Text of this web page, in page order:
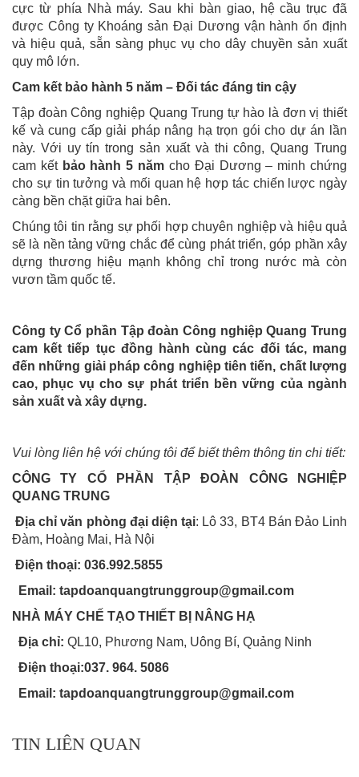
cực từ phía Nhà máy. Sau khi bàn giao, hệ cầu trục đã
được Công ty Khoáng sản Đại Dương vận hành ổn định
và hiệu quả, sẵn sàng phục vụ cho dây chuyền sản xuất
quy mô lớn.
Cam kết bảo hành 5 năm – Đối tác đáng tin cậy
Tập đoàn Công nghiệp Quang Trung tự hào là đơn vị thiết
kế và cung cấp giải pháp nâng hạ trọn gói cho dự án lần
này. Với uy tín trong sản xuất và thi công, Quang Trung
cam kết bảo hành 5 năm cho Đại Dương – minh chứng
cho sự tin tưởng và mối quan hệ hợp tác chiến lược ngày
càng bền chặt giữa hai bên.
Chúng tôi tin rằng sự phối hợp chuyên nghiệp và hiệu quả
sẽ là nền tảng vững chắc để cùng phát triển, góp phần xây
dựng thương hiệu mạnh không chỉ trong nước mà còn
vươn tầm quốc tế.
Công ty Cổ phần Tập đoàn Công nghiệp Quang Trung
cam kết tiếp tục đồng hành cùng các đối tác, mang
đến những giải pháp công nghiệp tiên tiến, chất lượng
cao, phục vụ cho sự phát triển bền vững của ngành
sản xuất và xây dựng.
Vui lòng liên hệ với chúng tôi để biết thêm thông tin chi tiết:
CÔNG TY CỔ PHẦN TẬP ĐOÀN CÔNG NGHIỆP
QUANG TRUNG
Địa chỉ văn phòng đại diện tại: Lô 33, BT4 Bán Đảo Linh
Đàm, Hoàng Mai, Hà Nội
Điện thoại: 036.992.5855
Email: tapdoanquangtrunggroup@gmail.com
NHÀ MÁY CHẾ TẠO THIẾT BỊ NÂNG HẠ
Địa chỉ: QL10, Phương Nam, Uông Bí, Quảng Ninh
Điện thoại:037. 964. 5086
Email: tapdoanquangtrunggroup@gmail.com
TIN LIÊN QUAN